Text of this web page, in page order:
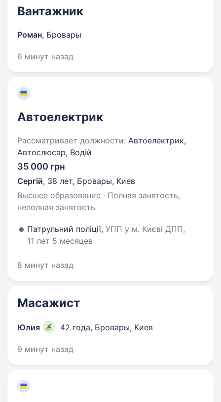
Вантажник
Роман, Бровары
6 минут назад
Автоелектрик
Рассматривает должности: Автоелектрик,
Автослюсар, Водій
35 000 грн
Сергій, 38 лет, Бровары, Киев
Высшее образование · Полная занятость,
неполная занятость
Патрульний поліції, УПП у м. Києві ДПП,
11 лет 5 месяцев
8 минут назад
Масажист
Юлия 42 года, Бровары, Киев
9 минут назад